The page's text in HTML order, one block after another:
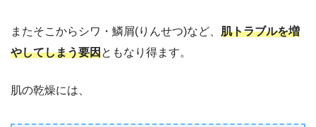
またそこからシワ・鱗屑(りんせつ)など、 肌トラブルを増
やしてしまう要因ともなり得ます。
肌の乾燥には、